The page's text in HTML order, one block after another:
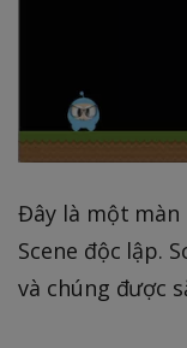
Đây là một màn
Scene độc lập.
và chúng được